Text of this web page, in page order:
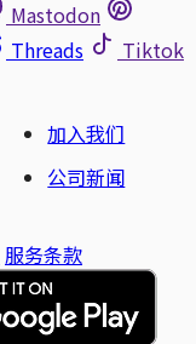
Mastodon
Threads
Tiktok
加入我们
公司新闻
服务条款